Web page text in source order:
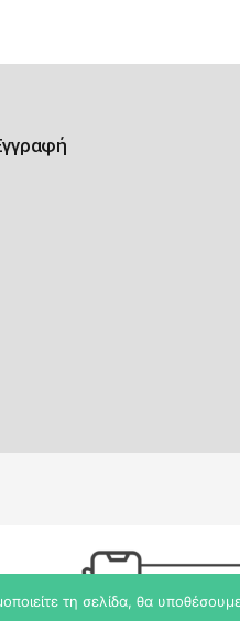
τη σελίδα, θα